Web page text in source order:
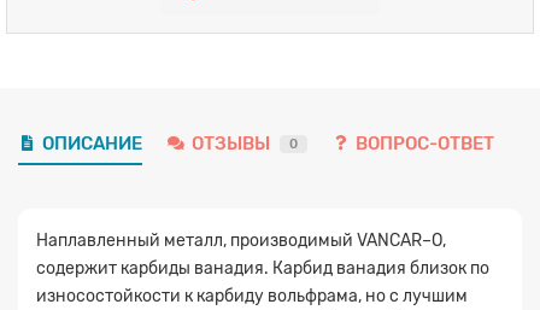
ОПИСАНИЕ ОТЗЫВЫ 0 ВОПРОС-ОТВЕТ
Наплавленный металл, производимый VANCAR–O,
содержит карбиды ванадия. Карбид ванадия близок по
износостойкости к карбиду вольфрама, но с лучшим
Заявка на расчет